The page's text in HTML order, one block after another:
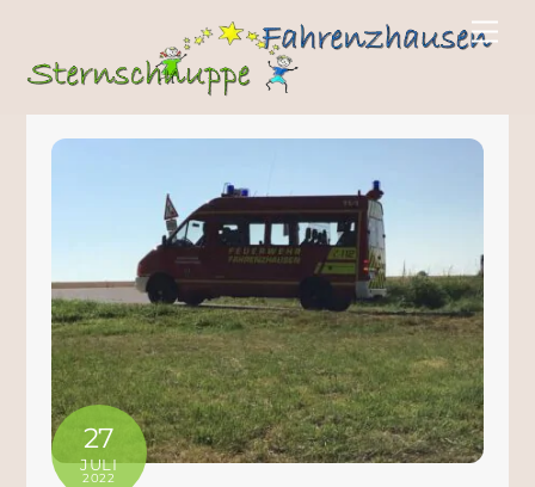
27
JULI
2022